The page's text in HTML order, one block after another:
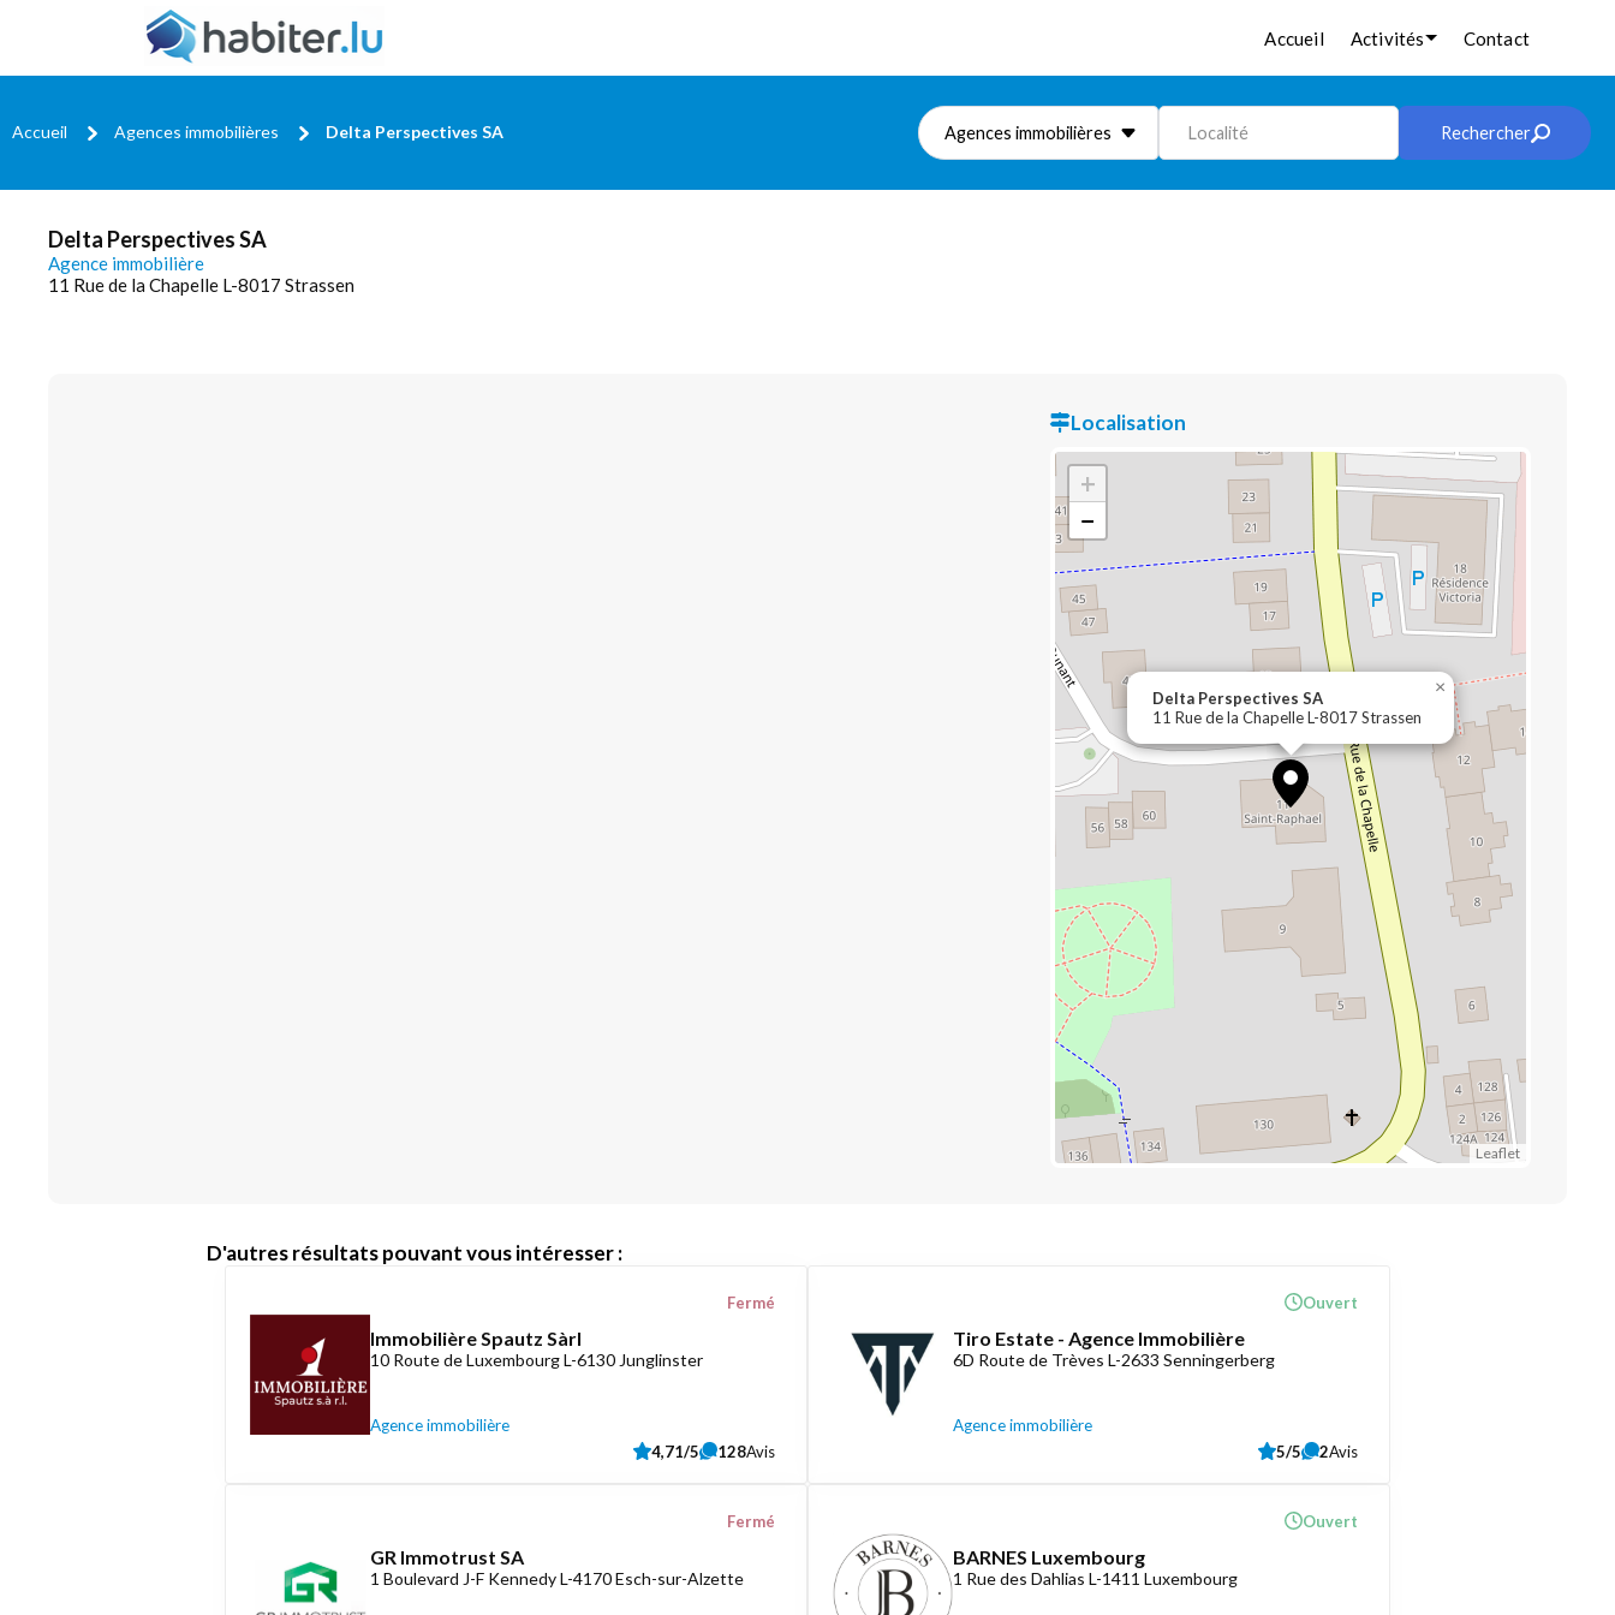
Accueil Activités Contact
Accueil Agences immobilières Delta Perspectives SA Agences immobilières Localité Rechercher
Delta Perspectives SA
Agence immobilière
11 Rue de la Chapelle L-8017 Strassen
Localisation
Delta Perspectives SA
11 Rue de la Chapelle L-8017 Strassen
×
+
−
Leaflet
D'autres résultats pouvant vous intéresser :
Immobilière Spautz Sàrl
10 Route de Luxembourg L-6130 Junglinster
Agence immobilière
Fermé
4,71/5 128Avis
Tiro Estate - Agence Immobilière
6D Route de Trèves L-2633 Senningerberg
Agence immobilière
Ouvert
5/5 2Avis
GR Immotrust SA
1 Boulevard J-F Kennedy L-4170 Esch-sur-Alzette
Fermé
BARNES Luxembourg
1 Rue des Dahlias L-1411 Luxembourg
Ouvert